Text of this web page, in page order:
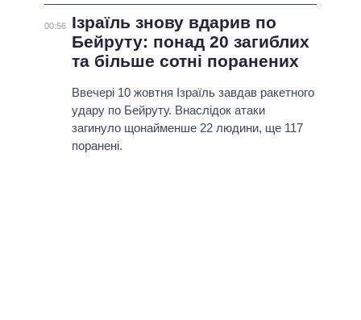
00:56
Iзраїль знову вдарив по
Бейруту: понад 20 загиблих
та більше сотні поранених
Ввечері 10 жовтня Iзраїль завдав ракетного
удару по Бейруту. Внаслідок атаки
загинуло щонайменше 22 людини, ще 117
поранені.